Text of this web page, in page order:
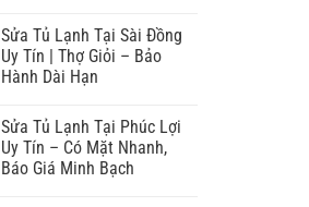
Sửa Tủ Lạnh Tại Sài Đồng
Uy Tín | Thợ Giỏi – Bảo
Hành Dài Hạn
Sửa Tủ Lạnh Tại Phúc Lợi
Uy Tín – Có Mặt Nhanh,
Báo Giá Minh Bạch